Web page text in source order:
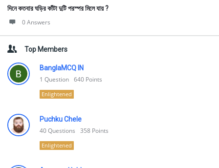
দিনে কতবার ঘড়ির কাঁটা দুটি পরস্পর মিলে যায় ?
0 Answers
Top Members
BanglaMCQ IN
1 Question 640 Points
Enlightened
Puchku Chele
40Questions 358 Points
Enlightened